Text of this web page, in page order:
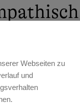
Webseiten zu
und